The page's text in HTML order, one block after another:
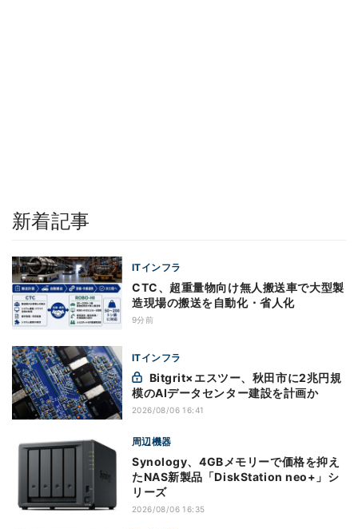
新着記事
ITインフラ
CTC、超重量物向け無人搬送車で大型製
造現場の搬送を自動化・省人化
9分前
ITインフラ
模のAIデータセンター建設を計画か
2026/08/06 16:41
周辺機器
Synology、4GBメモリーで価格を抑え
たNAS新製品「DiskStation neo+」シ
リーズ
2026/08/06 16:35